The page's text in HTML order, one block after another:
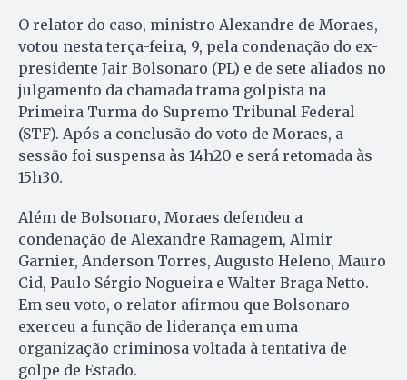
O relator do caso, ministro Alexandre de Moraes,
votou nesta terça-feira, 9, pela condenação do ex-
presidente Jair Bolsonaro (PL) e de sete aliados no
julgamento da chamada trama golpista na
Primeira Turma do Supremo Tribunal Federal
(STF). Após a conclusão do voto de Moraes, a
sessão foi suspensa às 14h20 e será retomada às
15h30.
Além de Bolsonaro, Moraes defendeu a
condenação de Alexandre Ramagem, Almir
Garnier, Anderson Torres, Augusto Heleno, Mauro
Cid, Paulo Sérgio Nogueira e Walter Braga Netto.
Em seu voto, o relator afirmou que Bolsonaro
exerceu a função de liderança em uma
organização criminosa voltada à tentativa de
golpe de Estado.